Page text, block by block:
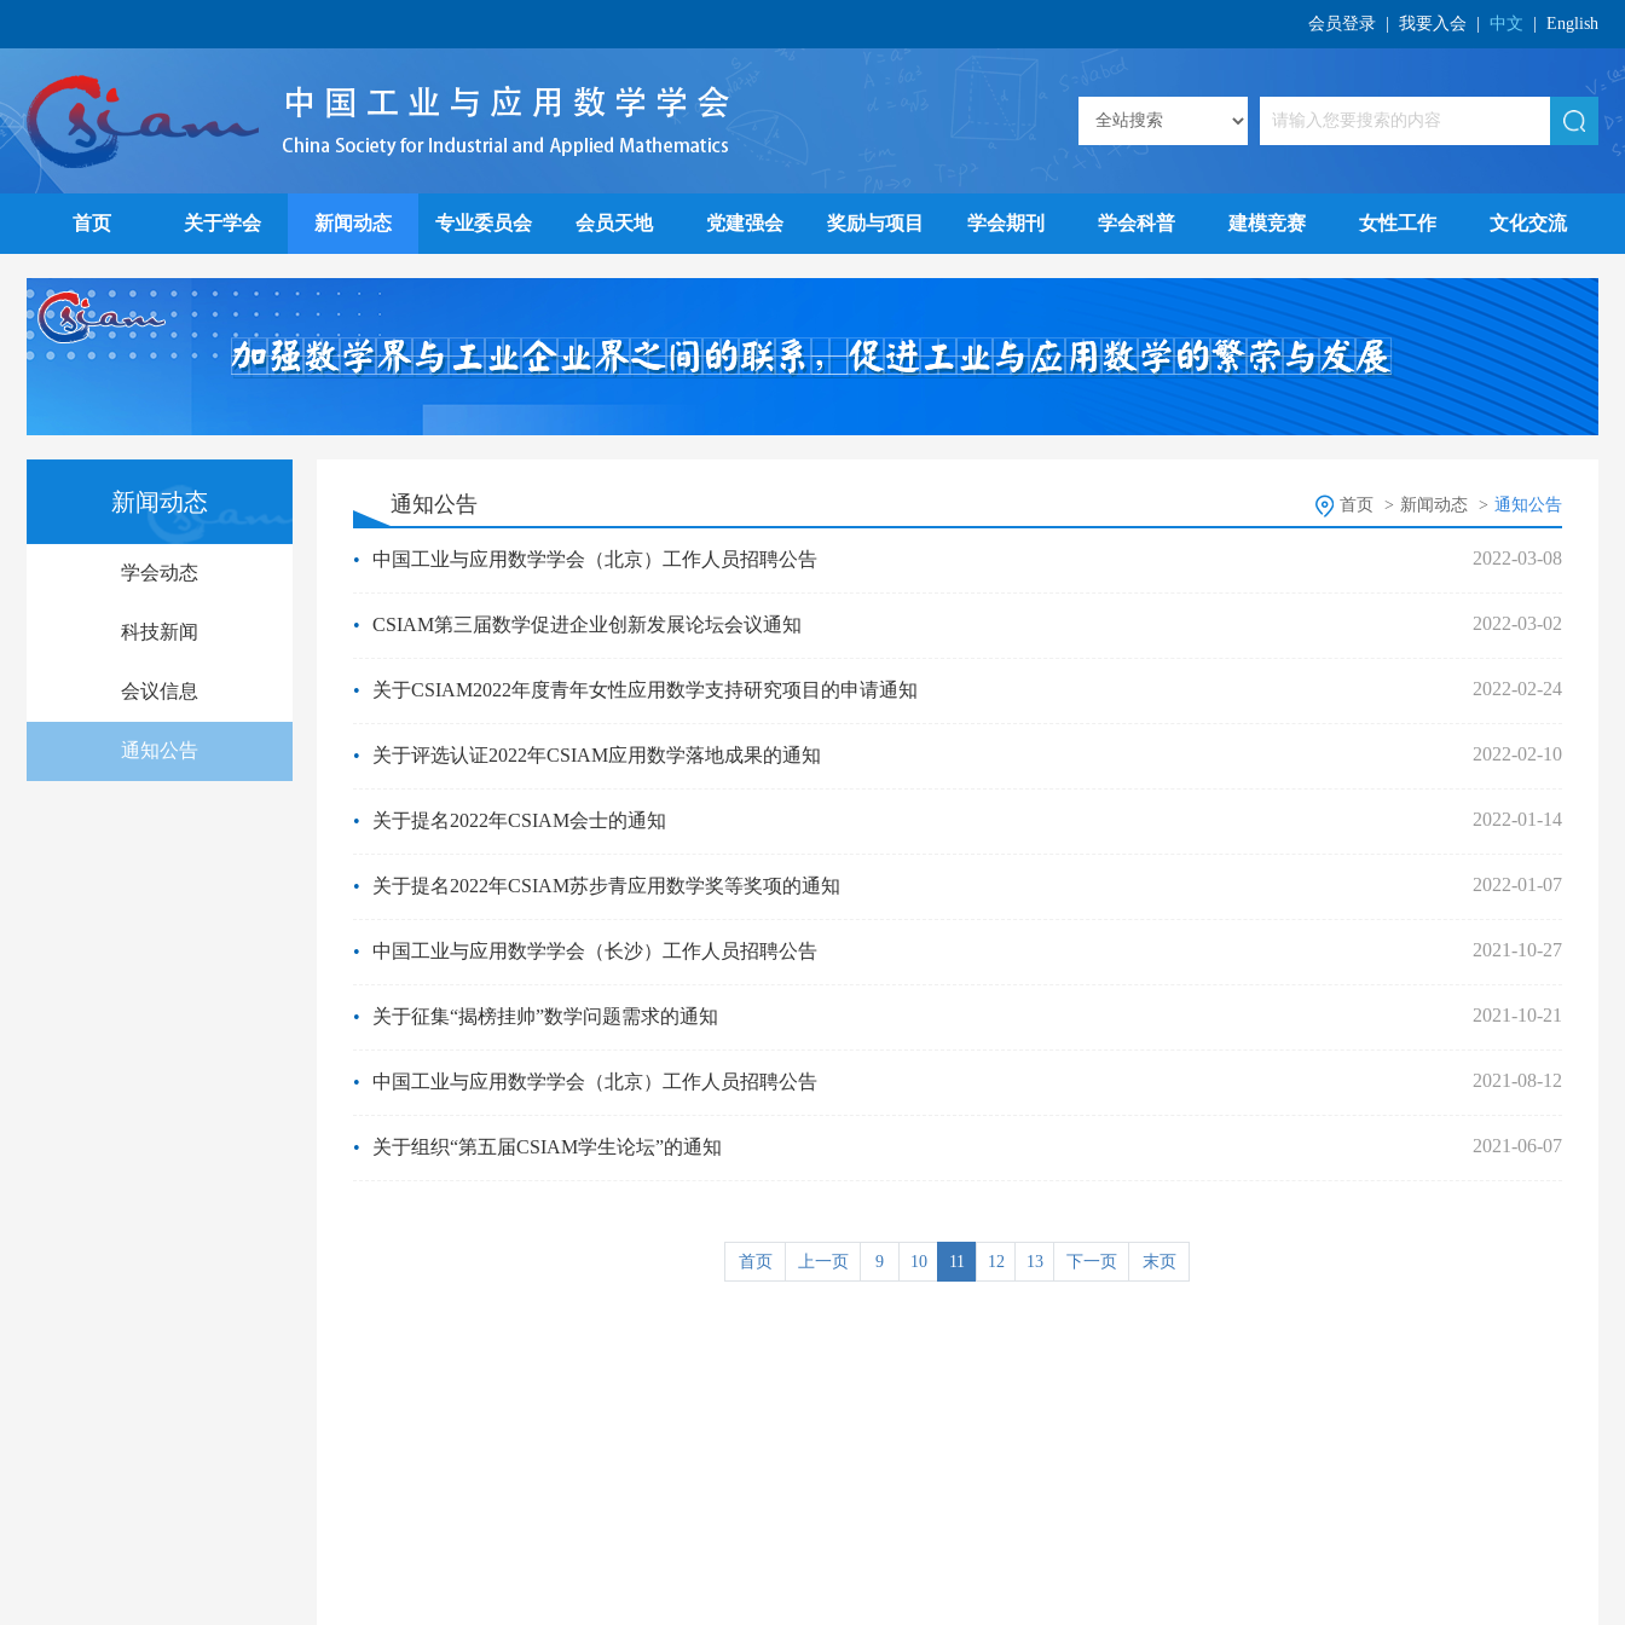
会员登录 我要入会 中文 English
首页 关于学会 新闻动态 专业委员会 会员天地 党建强会 奖励与项目 学会期刊 学会科普 建模竞赛 女性工作 文化交流
新闻动态
学会动态
科技新闻
会议信息
通知公告
通知公告 首页 > 新闻动态 > 通知公告
• 中国工业与应用数学学会（北京）工作人员招聘公告 2022-03-08
• CSIAM第三届数学促进企业创新发展论坛会议通知 2022-03-02
• 关于CSIAM2022年度青年女性应用数学支持研究项目的申请通知 2022-02-24
• 关于评选认证2022年CSIAM应用数学落地成果的通知 2022-02-10
• 关于提名2022年CSIAM会士的通知 2022-01-14
• 关于提名2022年CSIAM苏步青应用数学奖等奖项的通知 2022-01-07
• 中国工业与应用数学学会（长沙）工作人员招聘公告 2021-10-27
• 关于征集“揭榜挂帅”数学问题需求的通知 2021-10-21
• 中国工业与应用数学学会（北京）工作人员招聘公告 2021-08-12
• 关于组织“第五届CSIAM学生论坛”的通知 2021-06-07
首页 上一页 9 10 11 12 13 下一页 末页